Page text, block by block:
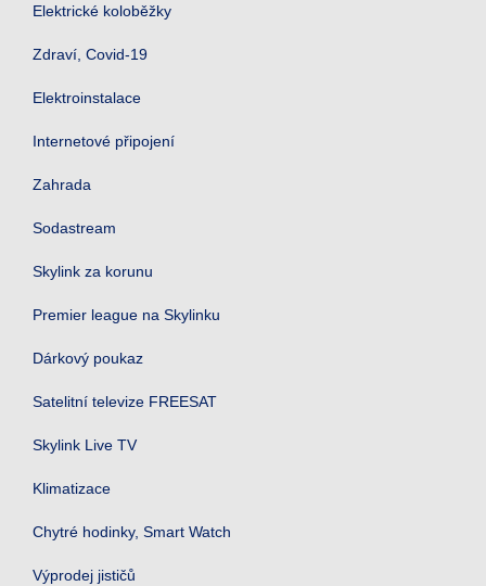
Elektrické koloběžky
Zdraví, Covid-19
Elektroinstalace
Internetové připojení
Zahrada
Sodastream
Skylink za korunu
Premier league na Skylinku
Dárkový poukaz
Satelitní televize FREESAT
Skylink Live TV
Klimatizace
Chytré hodinky, Smart Watch
Výprodej jističů